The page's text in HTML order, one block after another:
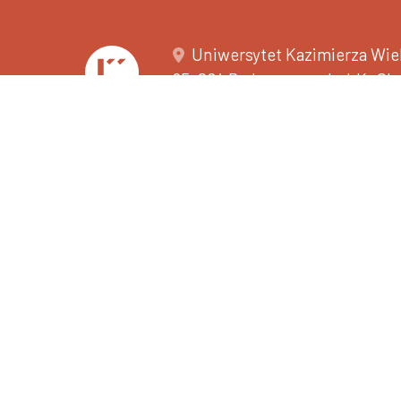
Uniwersytet Kazimierza
85-064 Bydgoszcz • ul. J.K.